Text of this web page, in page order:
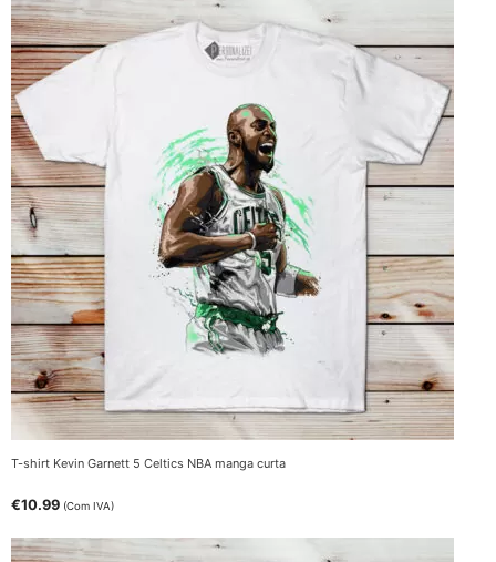
T-shirt Kevin Garnett 5 Celtics NBA manga curta
€10.99 (Com IVA)